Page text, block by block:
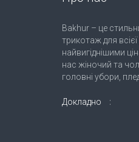
Bakhur – це
трикотаж для
найвигіднішими
нас жіночий та
головні убори,
Докладно